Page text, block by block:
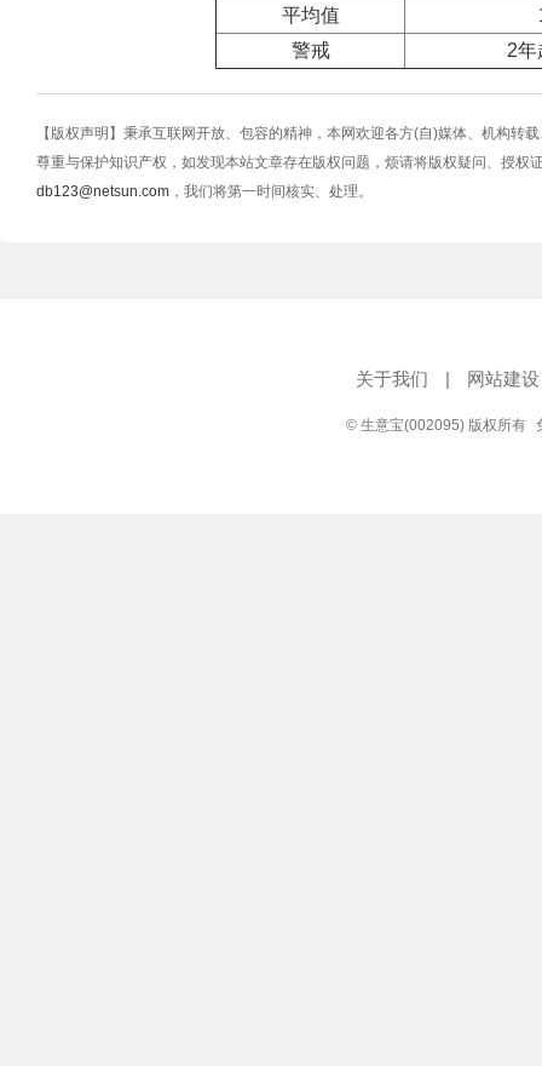
平均值
警戒
2年
【版权声明】秉承互联网开放、包容的精神，本网欢迎各方(自)媒体、机构转
尊重与保护知识产权，如发现本站文章存在版权问题，烦请将版权疑问、授权
db123@netsun.com ，我们将第一时间核实、处理。
关于我们 | 网站建设
© 生意宝(002095) 版权所有